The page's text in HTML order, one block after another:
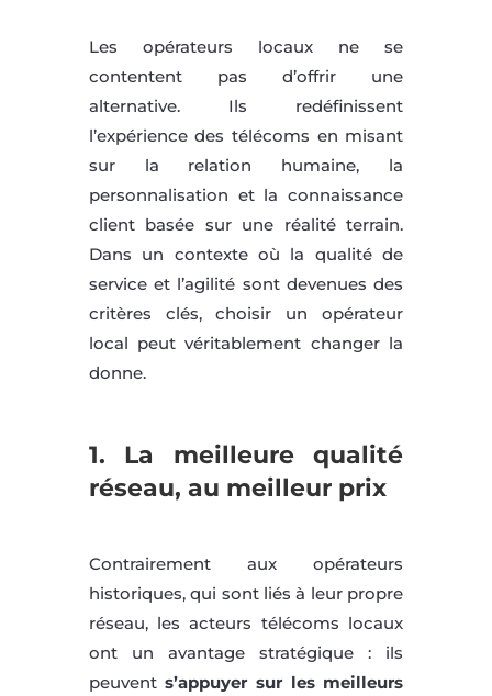
Les opérateurs locaux ne se
contentent pas d’offrir une
alternative. Ils redéfinissent
l’expérience des télécoms en misant
sur la relation humaine, la
personnalisation et la connaissance
client basée sur une réalité terrain.
Dans un contexte où la qualité de
service et l’agilité sont devenues des
critères clés, choisir un opérateur
local peut véritablement changer la
donne.
1. La meilleure qualité
réseau, au meilleur prix
Contrairement aux opérateurs
historiques, qui sont liés à leur propre
réseau, les acteurs télécoms locaux
ont un avantage stratégique : ils
peuvents’appuyer sur les meilleurs